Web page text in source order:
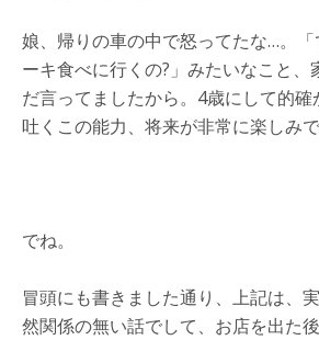
娘、帰りの車の中で怒ってたな…。
ーキ食べに行くの?」みたいなこと、
だ言ってましたから。4歳にして的
吐くこの能力、将来が非常に楽しみで
でね。
冒頭にも書きました通り、上記は、
然関係の無い話でして、お店を出た後